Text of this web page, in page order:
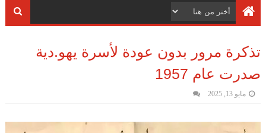
تذكرة مرور بدون عودة لأسرة يهو.دية
صدرت عام 1957
مايو 13, 2025